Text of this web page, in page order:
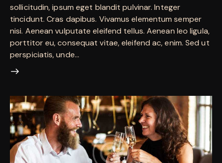
sollicitudin, ipsum eget blandit pulvinar. Integer
tincidunt. Cras dapibus. Vivamus elementum semper
nisi. Aenean vulputate eleifend tellus. Aenean leo ligula,
porttitor eu, consequat vitae, eleifend ac, enim. Sed ut
perspiciatis, unde…